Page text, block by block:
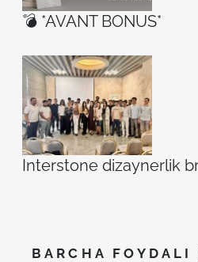
💣 *AVANT BONUS*
Interstone dizaynerlik
BARCHA